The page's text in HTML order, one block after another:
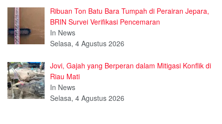
Ribuan Ton Batu Bara Tumpah di Perairan Jepara,
BRIN Survei Verifikasi Pencemaran
In News
Selasa, 4 Agustus 2026
Jovi, Gajah yang Berperan dalam Mitigasi Konflik di
Riau Mati
In News
Selasa, 4 Agustus 2026